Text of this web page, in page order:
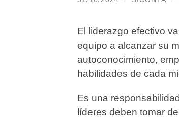
El liderazgo efectivo
equipo a alcanzar su
autoconocimiento,
habilidades de cada
Es una
líderes deben tomar